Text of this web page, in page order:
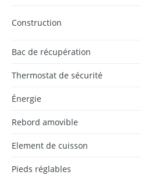
Construction
Bac de récupération
Thermostat de sécurité
Énergie
Rebord amovible
Element de cuisson
Pieds réglables